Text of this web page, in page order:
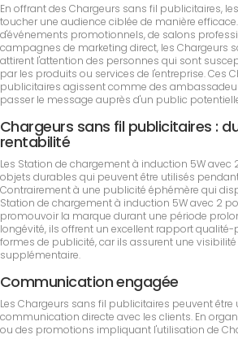
En offrant des Chargeurs sans fil publicitaires,
toucher une audience ciblée de manière
d'événements promotionnels, de salons
campagnes de marketing direct, les Chargeurs
attirent l'attention des personnes qui sont
par les produits ou services de l'entreprise. Ces
publicitaires agissent comme des
passer le message auprès d'un public
Chargeurs sans fil publicitaires :
rentabilité
Les Station de chargement à induction 5W avec
objets durables qui peuvent être utilisés
Contrairement à une publicité éphémère qui
Station de chargement à induction 5W avec 2
promouvoir la marque durant une période
longévité, ils offrent un excellent rapport
formes de publicité, car ils assurent une
supplémentaire.
Communication engagée
Les Chargeurs sans fil publicitaires peuvent
communication directe avec les clients. En
ou des promotions impliquant l'utilisation de